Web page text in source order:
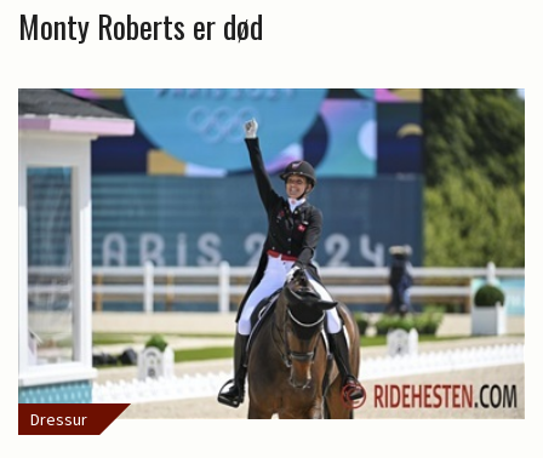
Monty Roberts er død
Dressur